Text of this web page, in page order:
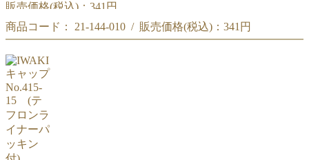
販売価格(税込)： 341円
(#226)IWAKI キャップNo.415-13 (テフロンライナーパッキ
商品コード： 21-144-010 / 販売価格(税込)： 341円
(#226)IWAKI キャップNo.415-13 (テフロンライナーパッキン付)